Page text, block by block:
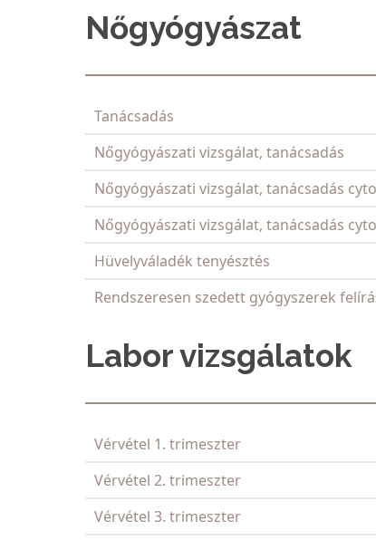
Nőgyógyászat
Tanácsadás
Nőgyógyászati vizsgálat, tanácsadás
Nőgyógyászati vizsgálat, tanácsadás
Nőgyógyászati vizsgálat, tanácsadás
Hüvelyváladék tenyésztés
Rendszeresen szedett gyógyszerek
Labor vizsgálatok
Vérvétel 1. trimeszter
Vérvétel 2. trimeszter
Vérvétel 3. trimeszter